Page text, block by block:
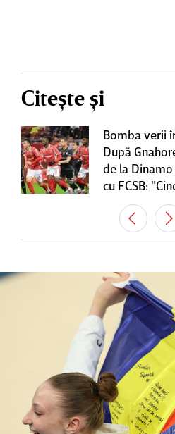
Citește și
Bomba verii
După
de la
cu FCSB: